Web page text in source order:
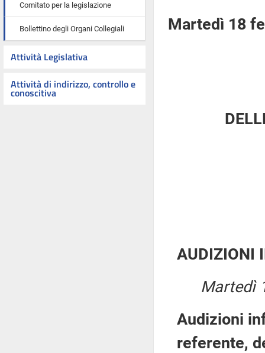
Comitato per la legislazione
Bollettino degli Organi Collegiali
Attività Legislativa
Attività di indirizzo, controllo e
conoscitiva
Martedì 18
AUDIZIONI
Martedì
Audizioni
referente,